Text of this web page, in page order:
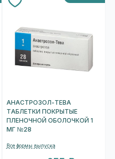
АНАСТРОЗОЛ-ТЕВА
ТАБЛЕТКИ ПОКРЫТЫЕ
ПЛЕНОЧНОЙ ОБОЛОЧКОЙ 1
МГ №28
Все формы выпуска